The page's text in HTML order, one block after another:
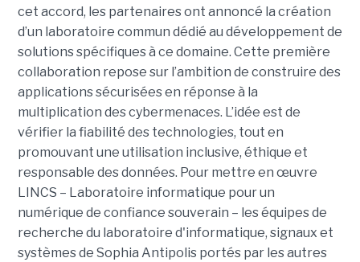
cet accord, les partenaires ont annoncé la création
d’un laboratoire commun dédié au développement de
solutions spécifiques à ce domaine. Cette première
collaboration repose sur l’ambition de construire des
applications sécurisées en réponse à la
multiplication des cybermenaces. L’idée est de
vérifier la fiabilité des technologies, tout en
promouvant une utilisation inclusive, éthique et
responsable des données. Pour mettre en œuvre
LINCS – Laboratoire informatique pour un
numérique de confiance souverain – les équipes de
recherche du laboratoire d'informatique, signaux et
systèmes de Sophia Antipolis portés par les autres